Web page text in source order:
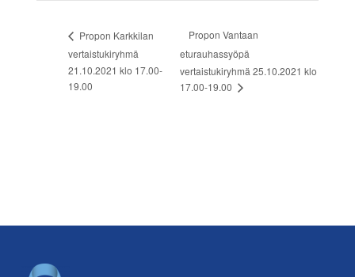
Propon Karkkilan
vertaistukiryhmä
21.10.2021 klo 17.00-
19.00
Propon Vantaan
eturauhassyöpä
vertaistukiryhmä 25.10.2021 klo
17.00-19.00